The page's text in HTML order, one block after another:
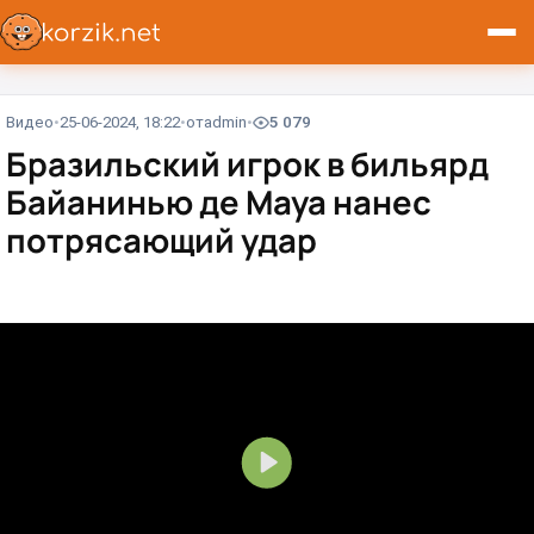
Видео 25-06-2024, 18:22 отadmin 5 079
Бразильский игрок в бильярд
Байанинью де Мауа нанес
потрясающий удар⁠⁠
В